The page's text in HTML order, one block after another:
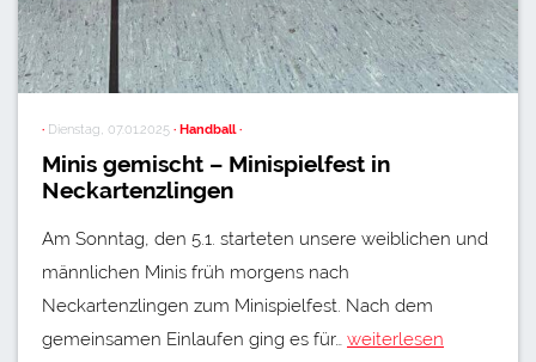
· Dienstag, 07.01.2025 · Handball ·
Minis gemischt – Minispielfest in
Neckartenzlingen
Am Sonntag, den 5.1. starteten unsere weiblichen und
männlichen Minis früh morgens nach
Neckartenzlingen zum Minispielfest. Nach dem
gemeinsamen Einlaufen ging es für… weiterlesen